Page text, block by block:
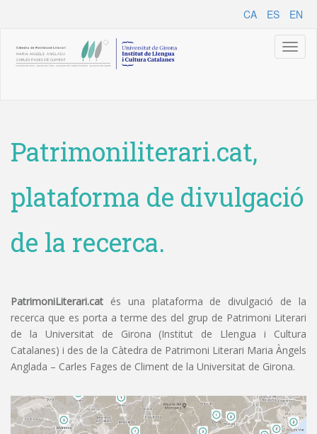
CA ES EN
Patrimoniliterari.cat,
plataforma de divulgació
de la recerca.
PatrimoniLiterari.cat és una plataforma de divulgació de la
recerca que es porta a terme des del grup de Patrimoni Literari
de la Universitat de Girona (Institut de Llengua i Cultura
Catalanes) i des de la Càtedra de Patrimoni Literari Maria Àngels
Anglada – Carles Fages de Climent de la Universitat de Girona.